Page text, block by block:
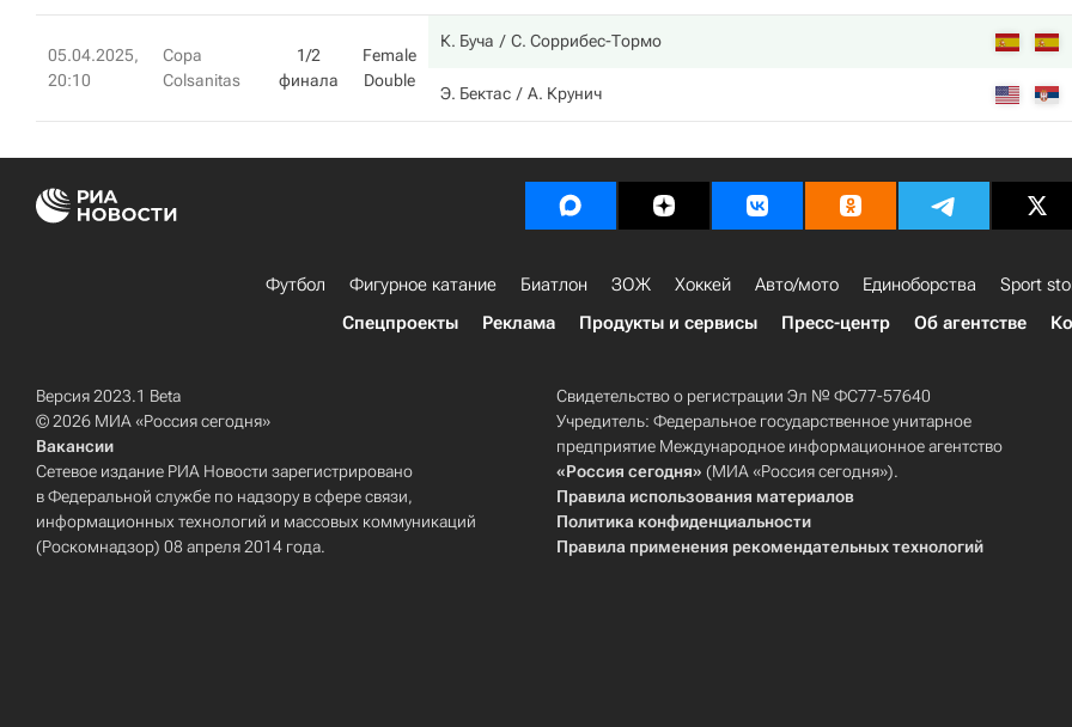
05.04.2025,
20:10
Copa
Colsanitas
1/2
финала
Female
Double
К. Буча С. Соррибес-Тормо
Э. Бектас А. Крунич
Футбол Фигурное катание Биатлон ЗОЖ Хоккей Авто/мото Единоборства Sport
Спецпроекты
Реклама Продукты и сервисы Пресс-центр Об агентстве
Версия 2023.1 Beta
© 2026 МИА «Россия сегодня»
Вакансии
Сетевое издание РИА Новости зарегистрировано
в Федеральной службе по надзору в сфере связи,
информационных технологий и массовых коммуникаций
(Роскомнадзор) 08 апреля 2014 года.
Свидетельство о регистрации Эл № ФС77-57640
Учредитель: Федеральное государственное унитарное
предприятие Международное информационное агентство
«Россия сегодня» (МИА «Россия сегодня»).
Правила использования материалов
Политика конфиденциальности
Правила применения рекомендательных технологий